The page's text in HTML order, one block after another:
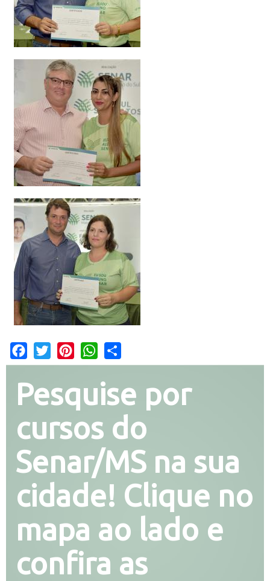
Facebook
Twitter PinterestWhatsApp
Pesquise por
cursos do
Senar/MS na sua
cidade! Clique no
mapa ao lado e
confira as